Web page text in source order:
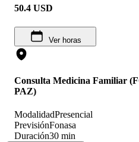
50.4 USD
Ver horas
Consulta Medicina Familiar
PAZ)
ModalidadPresencial
PrevisiónFonasa
Duración30 min